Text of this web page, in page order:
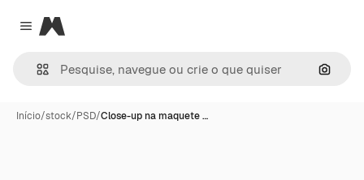
Close menu
Magnific
Início/stock/PSD/Close-up na maquete …